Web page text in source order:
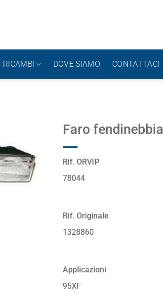
RICAMBI DOVE SIAMO CONTATTACI
Faro
Rif. ORVIP
78044
Rif. Originale
1328860
Applicazioni
95XF